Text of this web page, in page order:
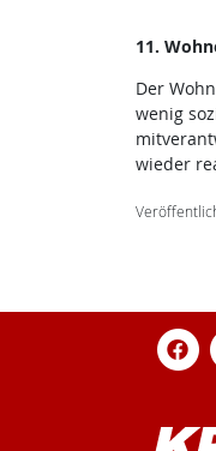
11.
Der
wenig
wieder